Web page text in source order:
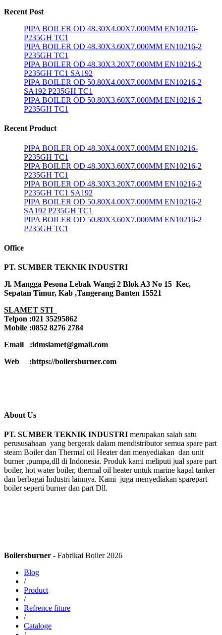
Recent Post
PIPA BOILER OD 48.30X4.00X7.000MM EN10216-
P235GH TC1
PIPA BOILER OD 48.30X3.60X7.000MM EN10216-2
P235GH TC1
PIPA BOILER OD 48.30X3.20X7.000MM EN10216-2
P235GH TC1 SA192
PIPA BOILER OD 50.80X4.00X7.000MM EN10216-2
SA192 P235GH TC1
PIPA BOILER OD 50.80X3.60X7.000MM EN10216-2
P235GH TC1
Recent Product
PIPA BOILER OD 48.30X4.00X7.000MM EN10216-
P235GH TC1
PIPA BOILER OD 48.30X3.60X7.000MM EN10216-2
P235GH TC1
PIPA BOILER OD 48.30X3.20X7.000MM EN10216-2
P235GH TC1 SA192
PIPA BOILER OD 50.80X4.00X7.000MM EN10216-2
SA192 P235GH TC1
PIPA BOILER OD 50.80X3.60X7.000MM EN10216-2
P235GH TC1
Office
PT. SUMBER TEKNIK INDUSTRI
Jl. Mangga Pesona Lebak Wangi 2 Blok A3 No 15 Kec,
Sepatan Timur, Kab ,Tangerang Banten 15521
SLAMET STI
Telpon :021 35295862
Mobile :0852 8276 2784
Email :idmslamet@gmail.com
Web :https://boilersburner.com
About Us
PT. SUMBER TEKNIK INDUSTRI merupakan salah satu
perususahaan yang bergerak dalam mendistributor semua spare part
steam Boiler dan Thermal oil Heater dan menyediakan dan unit
burner ,pumpa,dll di Indonesia. Produk kami meliputi jual spare part
boiler, hot water boiler, thermal oil heater untuk marine kapal tanker
dan berbagai Industri lainnya. Kami juga menyediakan sparepart
boiler seperti burner dan part Dll.
Boilersburner - Fabrikai Boiler 2026
Blog
/
Product
/
Refrence fiture
/
Cataloge